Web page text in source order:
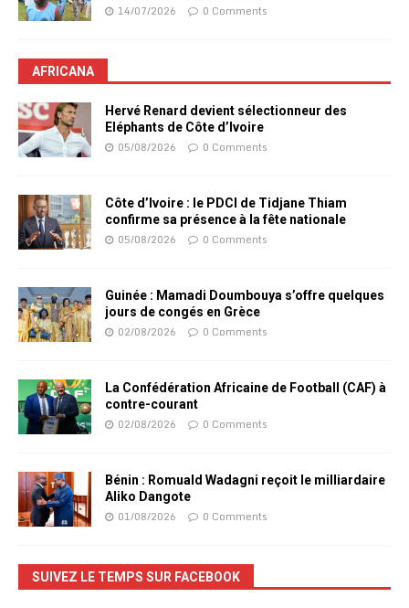
14/07/2026 0 Comments
AFRICANA
Hervé Renard devient sélectionneur des
Eléphants de Côte d’Ivoire
05/08/2026 0 Comments
Côte d’Ivoire : le PDCI de Tidjane Thiam
confirme sa présence à la fête nationale
05/08/2026 0 Comments
Guinée : Mamadi Doumbouya s’offre quelques
jours de congés en Grèce
02/08/2026 0 Comments
La Confédération Africaine de Football (CAF) à
contre-courant
02/08/2026 0 Comments
Bénin : Romuald Wadagni reçoit le milliardaire
Aliko Dangote
01/08/2026 0 Comments
SUIVEZ LE TEMPS SUR FACEBOOK